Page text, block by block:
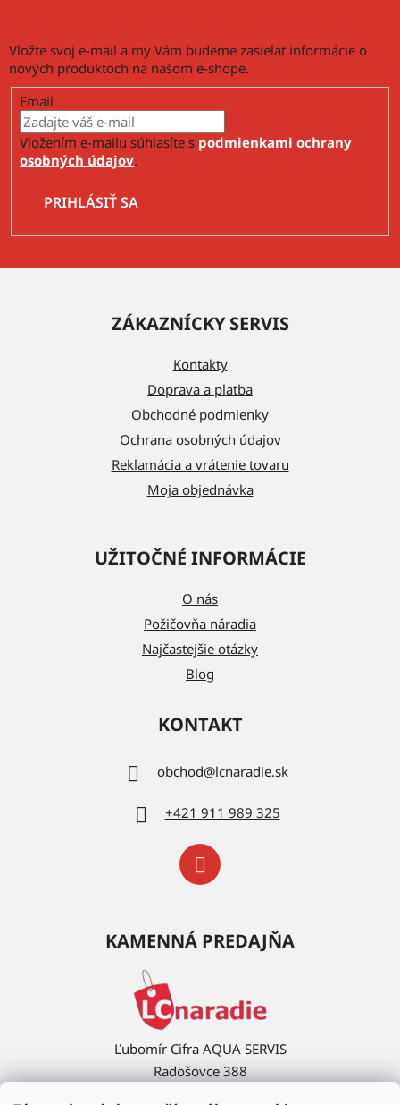
Vložte svoj e-mail a my Vám budeme zasielať informácie o
nových produktoch na našom e-shope.
Email
Vložením e-mailu súhlasíte s podmienkami ochrany
osobných údajov.
PRIHLÁSIŤ SA
ZÁKAZNÍCKY SERVIS
Kontakty
Doprava a platba
Obchodné podmienky
Ochrana osobných údajov
Reklamácia a vrátenie tovaru
Moja objednávka
UŽITOČNÉ INFORMÁCIE
O nás
Požičovňa náradia
Najčastejšie otázky
Blog
KONTAKT
obchod@lcnaradie.sk
+421 911 989 325
KAMENNÁ PREDAJŇA
Ľubomír Cifra AQUA SERVIS
Radošovce 388